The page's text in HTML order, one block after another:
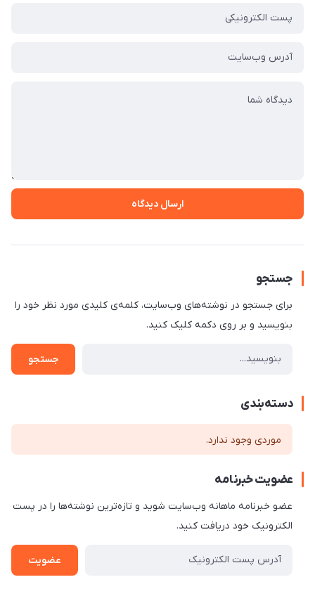
ارسال دیدگاه
جستجو
برای جستجو در نوشته‌های وب‌سایت، کلمه‌ی کلیدی مورد نظر خود را
بنویسید و بر روی دکمه کلیک کنید.
جستجو
دسته‌بندی
موردی وجود ندارد.
عضویت خبرنامه
عضو خبرنامه ماهانه وب‌سایت شوید و تازه‌ترین نوشته‌ها را در پست
الکترونیک خود دریافت کنید.
عضویت